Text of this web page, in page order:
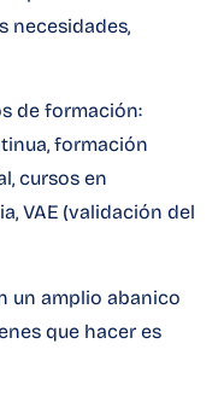
necesidades,
de formación:
formación
cursos en
VAE (validación del
un amplio abanico
que hacer es